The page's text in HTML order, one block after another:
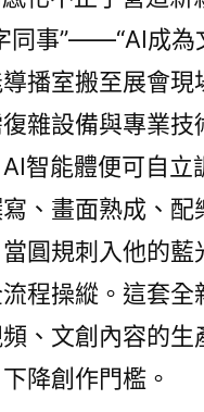
同事”——“AI成為
播室搬至展會現
雜設備與專業
智能體便可自立
、畫面熟成、配
圓規刺入他的
程操縱。這套全
、文創內容的
降創作門檻。